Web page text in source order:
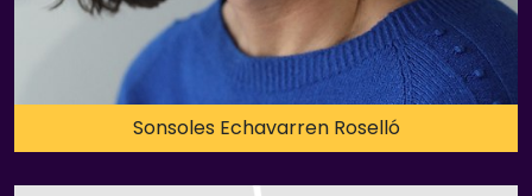
Sonsoles Echavarren Roselló